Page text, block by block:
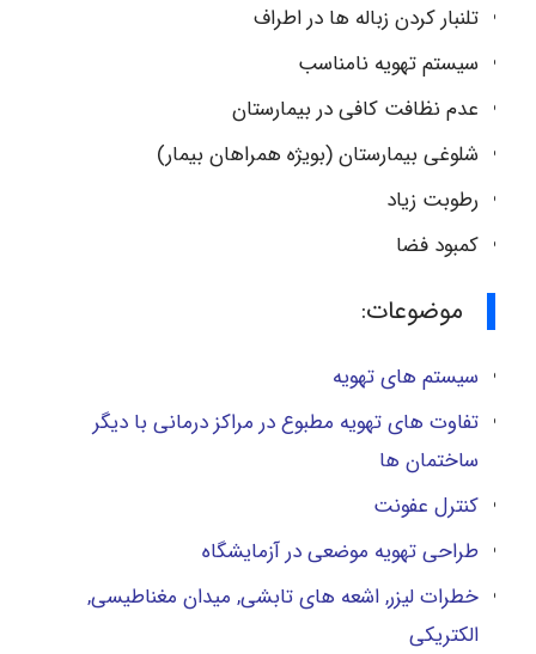
تلنبار کردن زباله ها در اطراف
سیستم تهویه نامناسب
عدم نظافت کافی در بیمارستان
شلوغی بیمارستان (بویژه همراهان بیمار)
رطوبت زیاد
کمبود فضا
موضوعات:
سیستم های تهویه
تفاوت های تهویه مطبوع در مراکز درمانی با دیگر
ساختمان ها
کنترل عفونت
طراحی تهویه موضعی در آزمایشگاه
خطرات لیزر, اشعه های تابشی, میدان مغناطیسی,
الکتریکی